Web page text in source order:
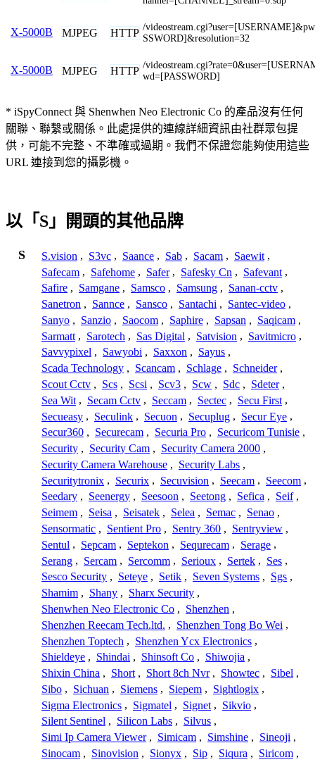
X-5000B MJPEG HTTP /
SSWORD]&resolution=32
X-5000B MJPEG HTTP /
wd=[PASSWORD]
* iSpyConnect 與 Shenwhen Neo Electronic Co 的產品沒有任何
關聯、聯繫或關係。此處提供的連線詳細資訊由社群眾包提
供，可能不完整、不準確或過期。我們不保證您能夠使用這些
URL 連接到您的攝影機。
以「S」開頭的其他品牌
S S.vision , S3vc , Saance , Sab , Sacam , Saewit ,
Safecam , Safehome , Safer , Safesky Cn , Safevant ,
Safire , Samgane , Samsco , Samsung , Sanan-cctv ,
Sanetron , Sannce , Sansco , Santachi , Santec-video ,
Sanyo , Sanzio , Saocom , Saphire , Sapsan , Saqicam ,
Sarmatt , Sarotech , Sas Digital , Satvision , Savitmicro ,
Savvypixel , Sawyobi , Saxxon , Sayus ,
Scada Technology , Scancam , Schlage , Schneider ,
Scout Cctv , Scs , Scsi , Scv3 , Scw , Sdc , Sdeter ,
Sea Wit , Secam Cctv , Seccam , Sectec , Secu First ,
Secueasy , Seculink , Secuon , Secuplug , Secur Eye ,
Secur360 , Securecam , Securia Pro , Securicom Tunisie ,
Security , Security Cam , Security Camera 2000 ,
Security Camera Warehouse , Security Labs ,
Securitytronix , Securix , Secuvision , Seecam , Seecom ,
Seedary , Seenergy , Seesoon , Seetong , Sefica , Seif ,
Seimem , Seisa , Seisatek , Selea , Semac , Senao ,
Sensormatic , Sentient Pro , Sentry 360 , Sentryview ,
Sentul , Sepcam , Septekon , Sequrecam , Serage ,
Serang , Sercam , Sercomm , Serioux , Sertek , Ses ,
Sesco Security , Seteye , Setik , Seven Systems , Sgs ,
Shamim , Shany , Sharx Security ,
Shenwhen Neo Electronic Co , Shenzhen ,
Shenzhen Reecam Tech.ltd. , Shenzhen Tong Bo Wei ,
Shenzhen Toptech , Shenzhen Ycx Electronics ,
Shieldeye , Shindai , Shinsoft Co , Shiwojia ,
Shixin China , Short , Short 8ch Nvr , Showtec , Sibel ,
Sibo , Sichuan , Siemens , Siepem , Sightlogix ,
Sigma Electronics , Sigmatel , Signet , Sikvio ,
Silent Sentinel , Silicon Labs , Silvus ,
Simi Ip Camera Viewer , Simicam , Simshine , Sineoji ,
Sinocam , Sinovision , Sionyx , Sip , Siqura , Siricom ,